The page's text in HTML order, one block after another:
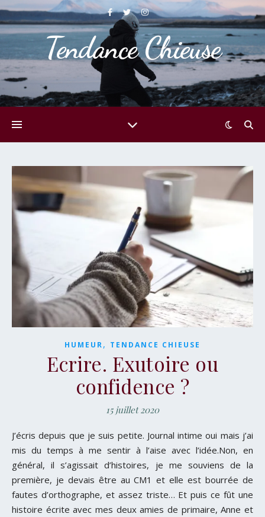
Tendance Chieuse
HUMEUR, TENDANCE CHIEUSE
Ecrire. Exutoire ou
confidence ?
15 juillet 2020
J’écris depuis que je suis petite. Journal intime oui mais j’ai
mis du temps à me sentir à l’aise avec l’idée.Non, en
général, il s’agissait d’histoires, je me souviens de la
première, je devais être au CM1 et elle est bourrée de
fautes d’orthographe, et assez triste… Et puis ce fût une
histoire écrite avec mes deux amies de primaire, Anne et